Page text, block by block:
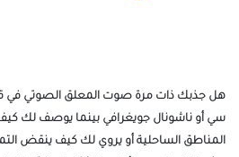
هل جذبك ذات مرة صوت المعلق الصوتي في قناة
سي أو ناشونال جويغرافي بينما يوصف لك
المناطق الساحلية أو يروي لك كيف ينقض